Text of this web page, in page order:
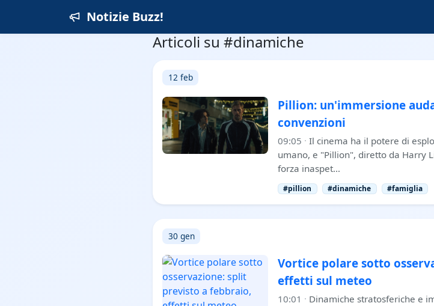
Notizie Buzz!
Articoli su #dinamiche
12 feb
Pillion: un'immersione
convenzioni
09:05 · Il cinema ha il potere di
umano, e "Pillion", diretto da Harry
forza inaspet…
#pillion #dinamiche #famiglia
30 gen
Vortice polare sotto
effetti sul meteo
10:01 · Dinamiche stratosferiche e